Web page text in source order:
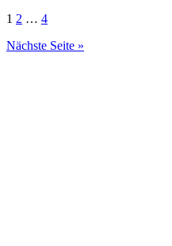
1 2 … 4
Nächste Seite »